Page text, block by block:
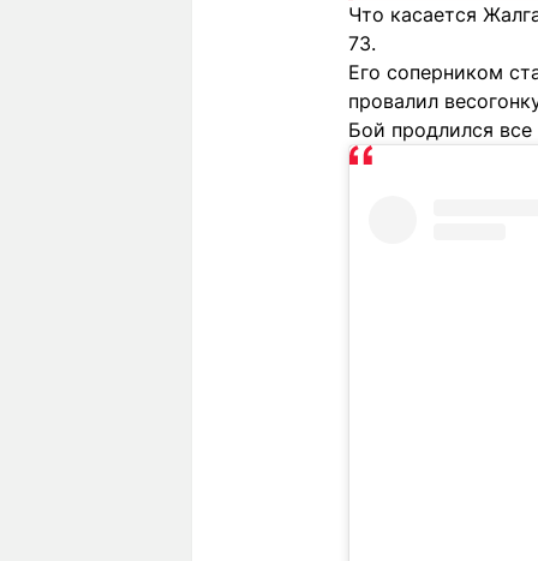
Что касается
73.
Его соперником
провалил
Бой продлился